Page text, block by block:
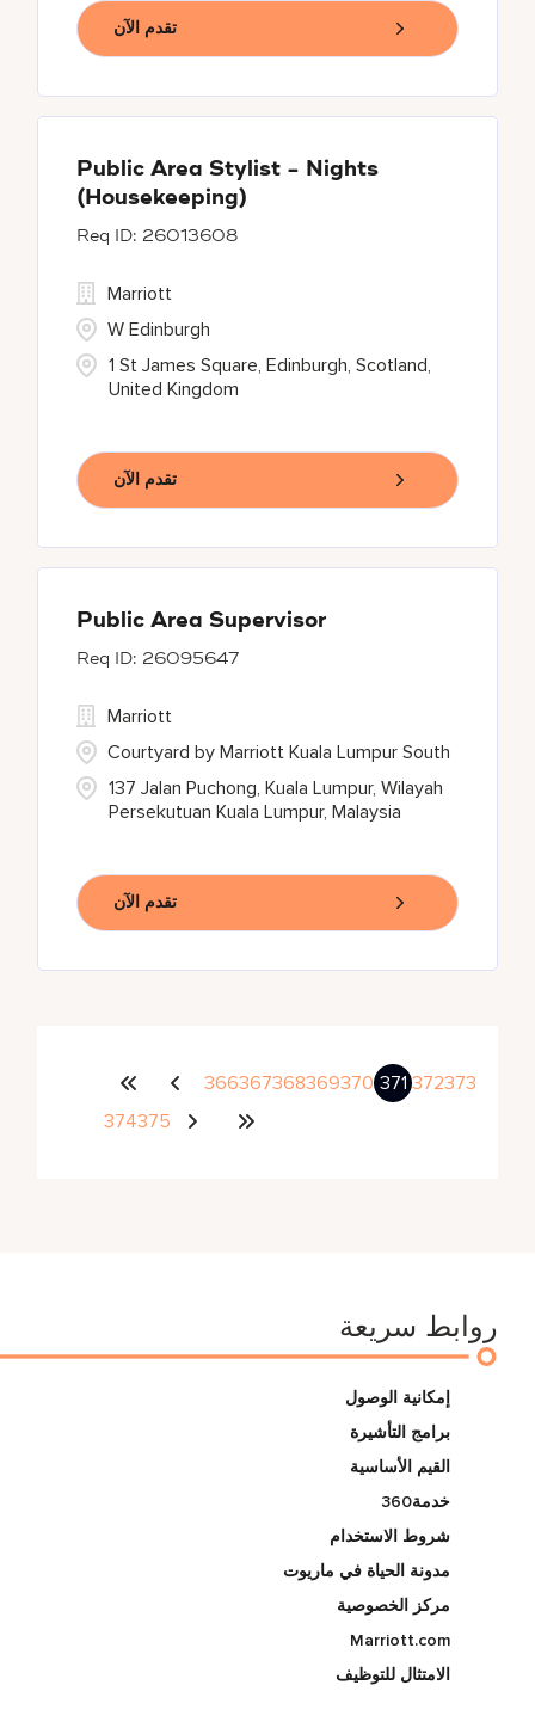
تقدم الآن
Public Area Stylist - Nights
(Housekeeping)
26013608
1 St James Square, Edinburgh, Scotland,
United Kingdom
Marriott
W Edinburgh
تقدم الآن
Public Area Supervisor
26095647
137 Jalan Puchong, Kuala Lumpur, Wilayah
Persekutuan Kuala Lumpur, Malaysia
Marriott
Courtyard by Marriott Kuala Lumpur South
تقدم الآن
366367368369370 371 372373
374375
روابط سريعة
إمكانية الوصول
برامج التأشيرة
القيم الأساسية
خدمة360
شروط الاستخدام
مدونة الحياة في ماريوت
مركز الخصوصية
Marriott.com
الامتثال للتوظيف